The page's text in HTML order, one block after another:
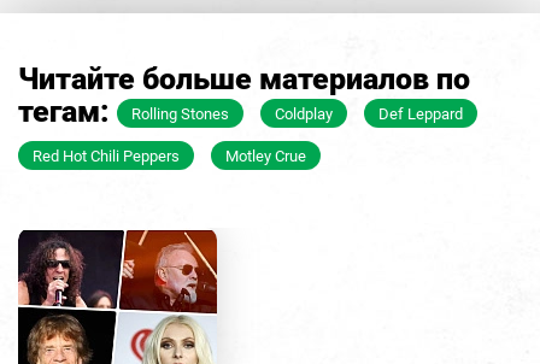
Читайте больше материалов по
тегам:
Rolling Stones Coldplay Def Leppard
Red Hot Chili Peppers Motley Crue